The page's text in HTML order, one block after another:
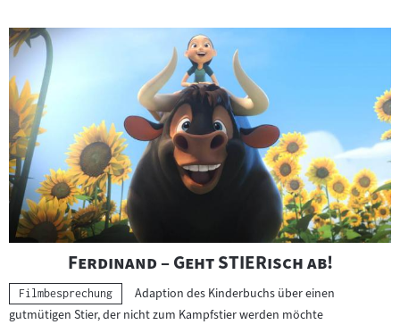
"
Ferdinand – Geht STIERisch ab!"
Kategorie:
Filmbesprechung
Adaption des Kinderbuchs über einen
gutmütigen Stier, der nicht zum Kampfstier werden möchte